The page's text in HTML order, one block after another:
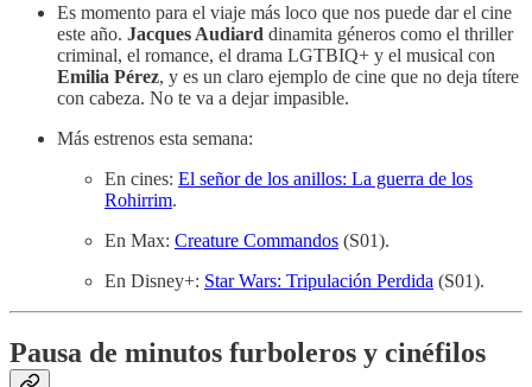
Es momento para el viaje más loco que nos puede dar el cine
este año. Jacques Audiard dinamita géneros como el thriller
criminal, el romance, el drama LGTBIQ+ y el musical con
Emilia Pérez, y es un claro ejemplo de cine que no deja títere
con cabeza. No te va a dejar impasible.
Más estrenos esta semana:
En cines: El señor de los anillos: La guerra de los
Rohirrim.
En Max: Creature Commandos (S01).
En Disney+: Star Wars: Tripulación Perdida (S01).
Pausa de minutos furboleros y cinéfilos